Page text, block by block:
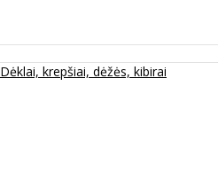
Dėklai, krepšiai, dėžės, kibirai